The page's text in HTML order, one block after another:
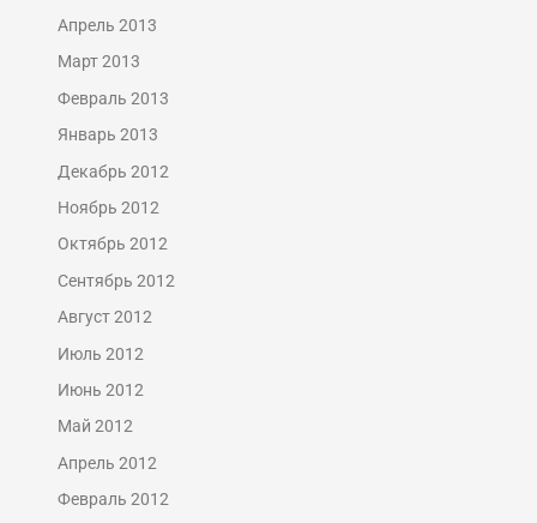
Апрель 2013
Март 2013
Февраль 2013
Январь 2013
Декабрь 2012
Ноябрь 2012
Октябрь 2012
Сентябрь 2012
Август 2012
Июль 2012
Июнь 2012
Май 2012
Апрель 2012
Февраль 2012